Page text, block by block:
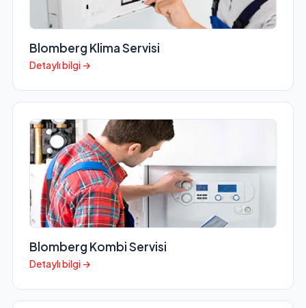
Blomberg Klima Servisi
Detaylı bilgi →
Blomberg Kombi Servisi
Detaylı bilgi →